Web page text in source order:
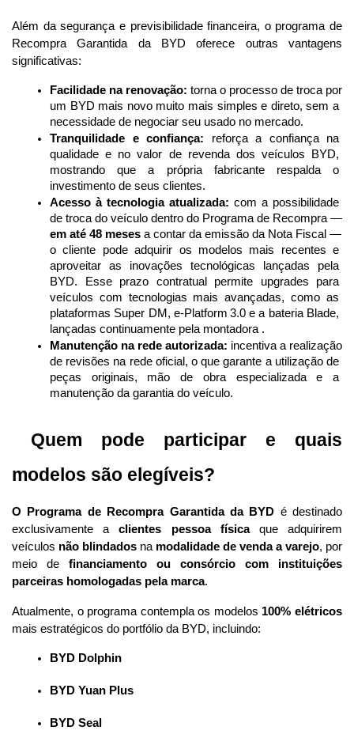
Além da segurança e previsibilidade financeira, o programa de
Recompra Garantida da BYD oferece outras vantagens
significativas:
Facilidade na renovação: torna o processo de troca por
um BYD mais novo muito mais simples e direto, sem a
necessidade de negociar seu usado no mercado.
Tranquilidade e confiança: reforça a confiança na
qualidade e no valor de revenda dos veículos BYD,
mostrando que a própria fabricante respalda o
investimento de seus clientes.
Acesso à tecnologia atualizada: com a possibilidade
em até 48 meses a contar da emissão da Nota Fiscal —
o cliente pode adquirir os modelos mais recentes e
aproveitar as inovações tecnológicas lançadas pela
BYD. Esse prazo contratual permite upgrades para
veículos com tecnologias mais avançadas, como as
plataformas Super DM, e-Platform 3.0 e a bateria Blade,
lançadas continuamente pela montadora .
Manutenção na rede autorizada: incentiva a realização
de revisões na rede oficial, o que garante a utilização de
peças originais, mão de obra especializada e a
manutenção da garantia do veículo.
Quem pode participar e quais
modelos são elegíveis?
O Programa de Recompra Garantida da BYD é destinado
exclusivamente a clientes pessoa física que adquirirem
veículos não blindados na modalidade de venda a varejo, por
meio de financiamento ou consórcio com instituições
parceiras homologadas pela marca.
Atualmente, o programa contempla os modelos 100% elétricos
mais estratégicos do portfólio da BYD, incluindo:
BYD Dolphin
BYD Yuan Plus
BYD Seal